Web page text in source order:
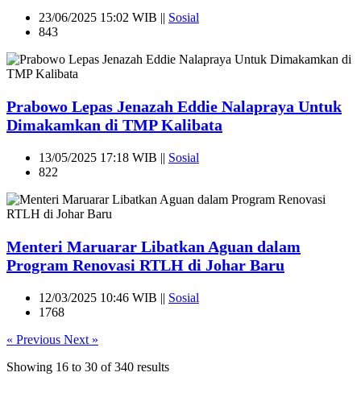
23/06/2025 15:02 WIB || Sosial
843
Prabowo Lepas Jenazah Eddie Nalapraya Untuk
Dimakamkan di TMP Kalibata
13/05/2025 17:18 WIB || Sosial
822
Menteri Maruarar Libatkan Aguan dalam
Program Renovasi RTLH di Johar Baru
12/03/2025 10:46 WIB || Sosial
1768
« Previous Next »
Showing 16 to 30 of340 results